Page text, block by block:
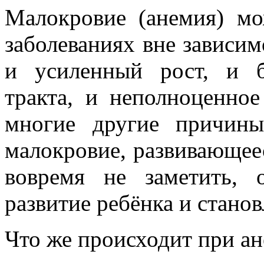
Малокровие (анемия)
заболеваниях вне
и усиленный рост, и
тракта, и
многие другие
малокровие,
вовремя не заметить,
развитие ребёнка и
Что же происходит при